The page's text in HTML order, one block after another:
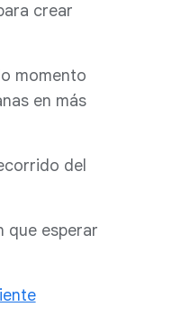
crear
momento
en más
del
que esperar